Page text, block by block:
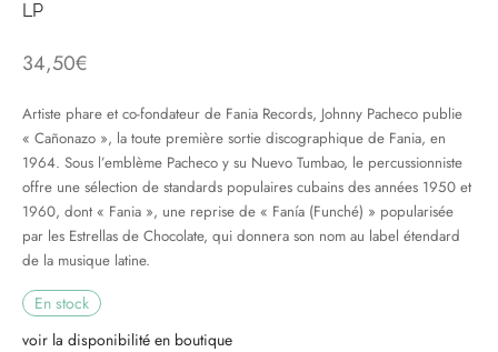
LP
34,50€
Artiste phare et co-fondateur de Fania Records, Johnny Pacheco publie
« Cañonazo », la toute première sortie discographique de Fania, en
1964. Sous l’emblème Pacheco y su Nuevo Tumbao, le percussionniste
offre une sélection de standards populaires cubains des années 1950 et
1960, dont « Fania », une reprise de « Fanía (Funché) » popularisée
par les Estrellas de Chocolate, qui donnera son nom au label étendard
de la musique latine.
En stock
voir la disponibilité en boutique
MUSIQUES IMPROVISEES
DU MONDE
CLASSIQUE
DAY 2025